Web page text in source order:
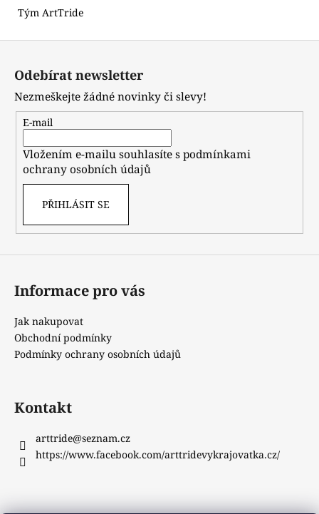
Tým ArtTride
Odebírat newsletter
Nezmeškejte žádné novinky či slevy!
E-mail
Vložením e-mailu souhlasíte spodmínkami
ochrany osobních údajů
PŘIHLÁSIT SE
Informace pro vás
Jak nakupovat
Obchodní podmínky
Podmínky ochrany osobních údajů
Kontakt
arttride@seznam.cz
https://www.facebook.com/arttridevykrajovatka.cz/